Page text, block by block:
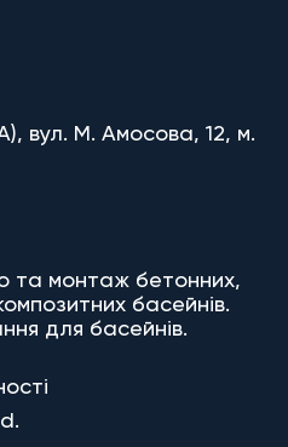
вул. М. Амосова, 12, м.
та монтаж бетонних,
басейнів.
для басейнів.